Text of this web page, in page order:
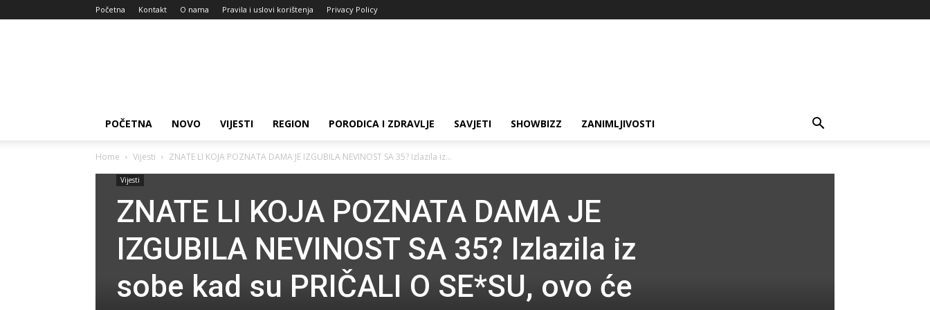
Početna Kontakt O nama Pravila i uslovi korištenja Privacy Policy
POČETNA NOVO VIJESTI REGION PORODICA I ZDRAVLJE SAVJETI SHOWBIZZ ZANIMLJIVOSTI
Home Vijesti ZNATE LI KOJA POZNATA DAMA JE IZGUBILA NEVINOST SA 35? Izlazila iz...
Vijesti
ZNATE LI KOJA POZNATA DAMA JE
IZGUBILA NEVINOST SA 35? Izlazila iz
sobe kad su PRIČALI O SE*SU, ovo će